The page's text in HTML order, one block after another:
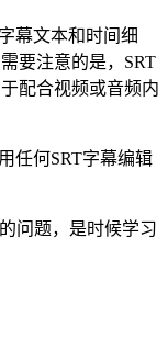
幕文本和时间细
要注意的是，SRT
配合视频或音频内
任何SRT字幕编辑
问题，是时候学习